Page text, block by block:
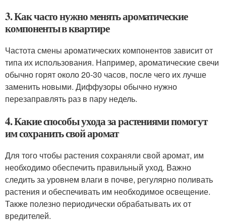
3. Как часто нужно менять ароматические
компоненты в квартире
Частота смены ароматических компонентов зависит от
типа их использования. Например, ароматические свечи
обычно горят около 20-30 часов, после чего их лучше
заменить новыми. Диффузоры обычно нужно
перезаправлять раз в пару недель.
4. Какие способы ухода за растениями помогут
им сохранить свой аромат
Для того чтобы растения сохраняли свой аромат, им
необходимо обеспечить правильный уход. Важно
следить за уровнем влаги в почве, регулярно поливать
растения и обеспечивать им необходимое освещение.
Также полезно периодически обрабатывать их от
вредителей.